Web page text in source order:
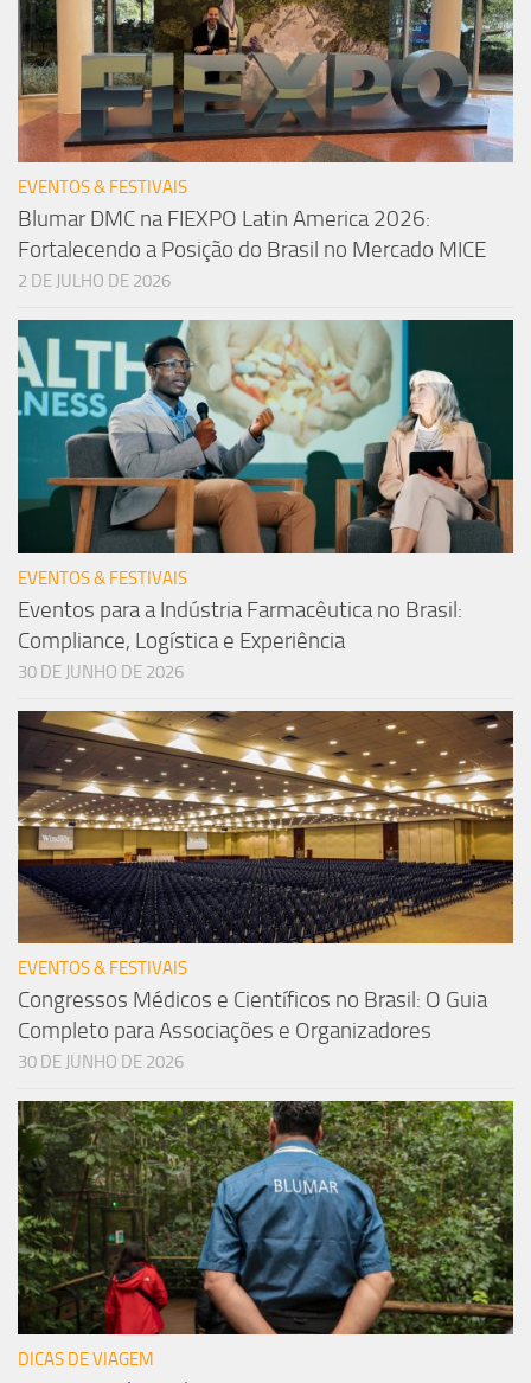
EVENTOS & FESTIVAIS
Blumar DMC na FIEXPO Latin America 2026:
Fortalecendo a Posição do Brasil no Mercado MICE
2 DE JULHO DE 2026
EVENTOS & FESTIVAIS
Eventos para a Indústria Farmacêutica no Brasil:
Compliance, Logística e Experiência
30 DE JUNHO DE 2026
EVENTOS & FESTIVAIS
Congressos Médicos e Científicos no Brasil: O Guia
Completo para Associações e Organizadores
30 DE JUNHO DE 2026
DICAS DE VIAGEM